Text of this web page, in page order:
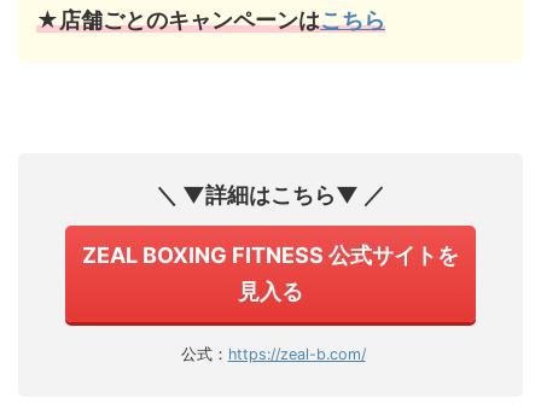
★店舗ごとのキャンペーンはこちら
＼ ▼詳細はこちら▼ ／
ZEAL BOXING FITNESS 公式サイトを
見入る
公式： https://zeal-b.com/